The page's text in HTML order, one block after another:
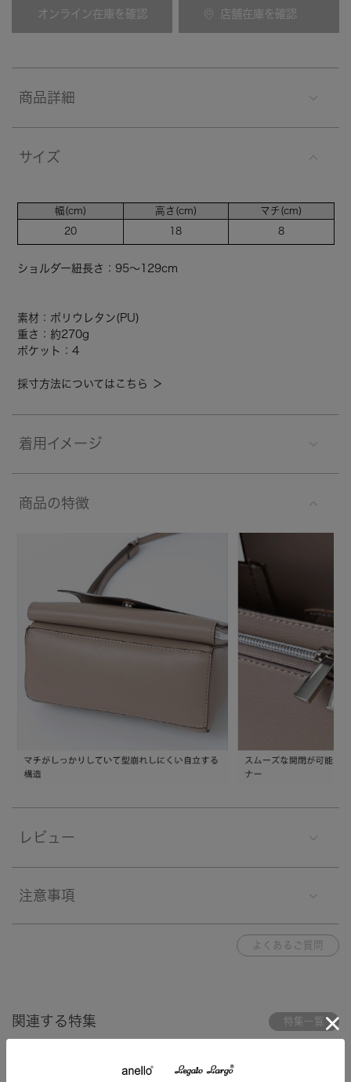
オンライン在庫を確認 店舗在庫を確認
商品詳細
サイズ
幅(cm)
20
高さ(cm)
18
マチ(cm)
8
ショルダー紐長さ：95～129cm
素材：ポリウレタン(PU)
重さ：約270g
ポケット：4
採寸方法についてはこちら ＞
着用イメージ
商品の特徴
レビュー
注意事項
よくあるご質問
関連する特集 特集一覧